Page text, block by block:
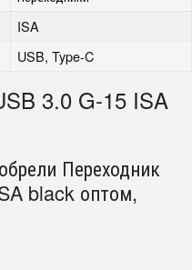
ISA
USB, Type-C
3.0 G-15 ISA
Переходник
black оптом,